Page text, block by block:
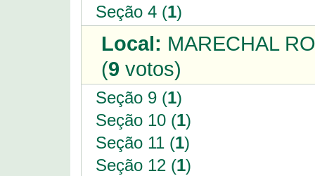
Seção 4 (1)
Local: MARECHAL
(9 votos)
Seção 9 (1)
Seção 10 (1)
Seção 11 (1)
Seção 12 (1)